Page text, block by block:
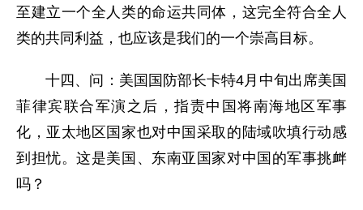
至建立一个全人类的命运共同体，这完全符合全人
类的共同利益，也应该是我们的一个崇高目标。
十四、问：美国国防部长卡特4月中旬出席美国
菲律宾联合军演之后，指责中国将南海地区军事
化，亚太地区国家也对中国采取的陆域吹填行动感
到担忧。这是美国、东南亚国家对中国的军事挑衅
吗？